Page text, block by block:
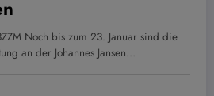
Noch bis zum 23. Januar sind die
an der Johannes Jansen…